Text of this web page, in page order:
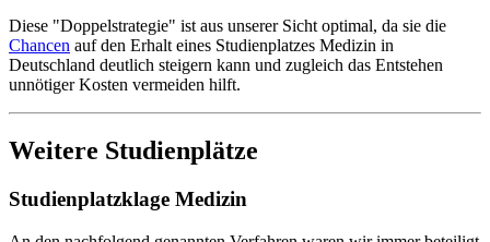
Diese "Doppelstrategie" ist aus unserer Sicht optimal, da sie die
Chancen auf den Erhalt eines Studienplatzes Medizin in
Deutschland deutlich steigern kann und zugleich das Entstehen
unnötiger Kosten vermeiden hilft.
Weitere Studienplätze
Studienplatzklage Medizin